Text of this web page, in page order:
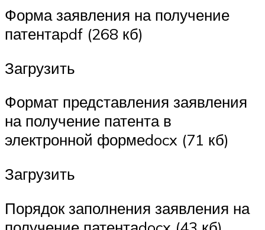
Форма заявления на получение
патентаpdf (268 кб)
Загрузить
Формат представления заявления
на получение патента в
электронной формеdocx (71 кб)
Загрузить
Порядок заполнения заявления на